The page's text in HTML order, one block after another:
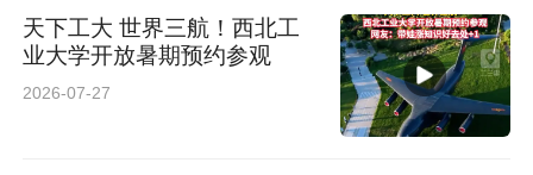
天下工大 世界三航！西北工
业大学开放暑期预约参观
2026-07-27